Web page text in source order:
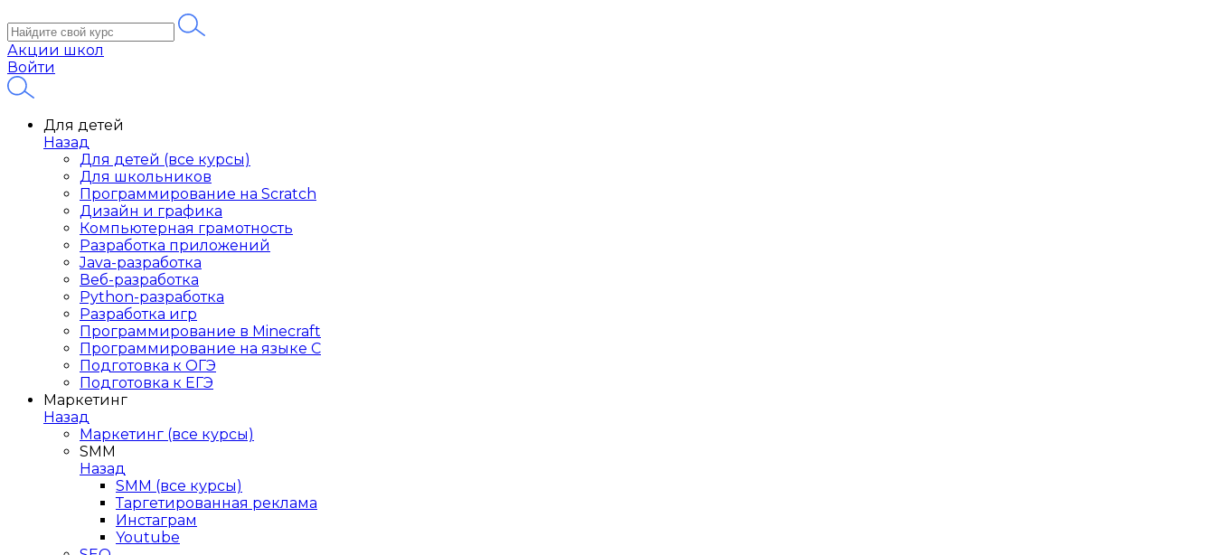
Акции школ
Войти
Для детей
Назад
Для детей (все курсы)
Для школьников
Программирование на Scratch
Дизайн и графика
Компьютерная грамотность
Разработка приложений
Java-разработка
Веб-разработка
Python-разработка
Разработка игр
Программирование в Minecraft
Программирование на языке C
Подготовка к ОГЭ
Подготовка к ЕГЭ
Маркетинг
Назад
Маркетинг (все курсы)
SMM
Назад
SMM (все курсы)
Таргетированная реклама
Инстаграм
Youtube